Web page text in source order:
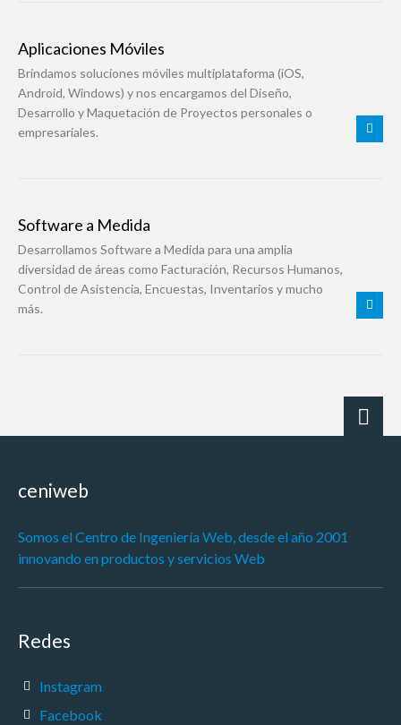
Aplicaciones Móviles
Brindamos soluciones móviles multiplataforma (iOS,
Android, Windows) y nos encargamos del Diseño,
Desarrollo y Maquetación de Proyectos personales o
empresariales.
Software a Medida
Desarrollamos Software a Medida para una amplia
diversidad de áreas como Facturación, Recursos Humanos,
Control de Asistencia, Encuestas, Inventarios y mucho
más.
ceniweb
Somos el Centro de Ingeniería Web, desde el año 2001
innovando en productos y servicios Web
Redes
Instagram
Facebook